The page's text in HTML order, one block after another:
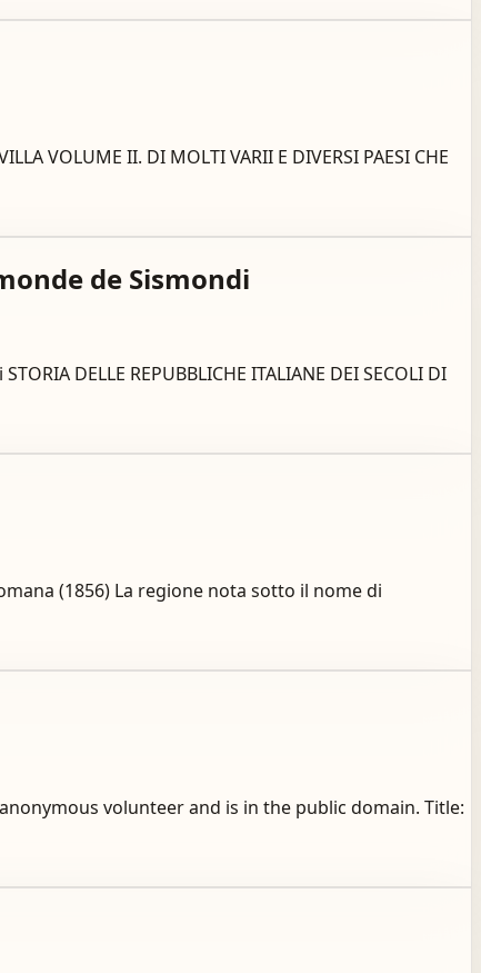
VOLUME II. DI MOLTI VARII E DIVERSI PAESI CHE
de Sismondi
DELLE REPUBBLICHE ITALIANE DEI SECOLI DI
(1856) La regione nota sotto il nome di
volunteer and is in the public domain. Title: